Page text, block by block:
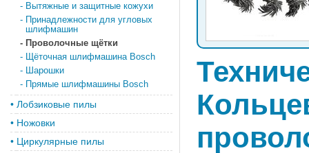
- Вытяжные и защитные кожухи
- Принадлежности для угловых
шлифмашин
- Проволочные щётки
- Щёточная шлифмашина Bosch
- Шарошки
- Прямые шлифмашины Bosch
• Лобзиковые пилы
• Ножовки
• Циркулярные пилы